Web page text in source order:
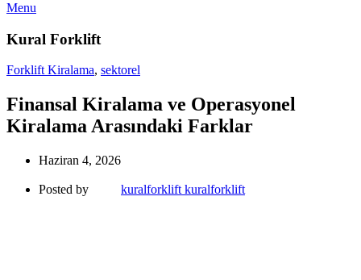
Menu
Kural Forklift
Forklift Kiralama, sektorel
Finansal Kiralama ve Operasyonel
Kiralama Arasındaki Farklar
Haziran 4, 2026
Posted by kuralforklift kuralforklift